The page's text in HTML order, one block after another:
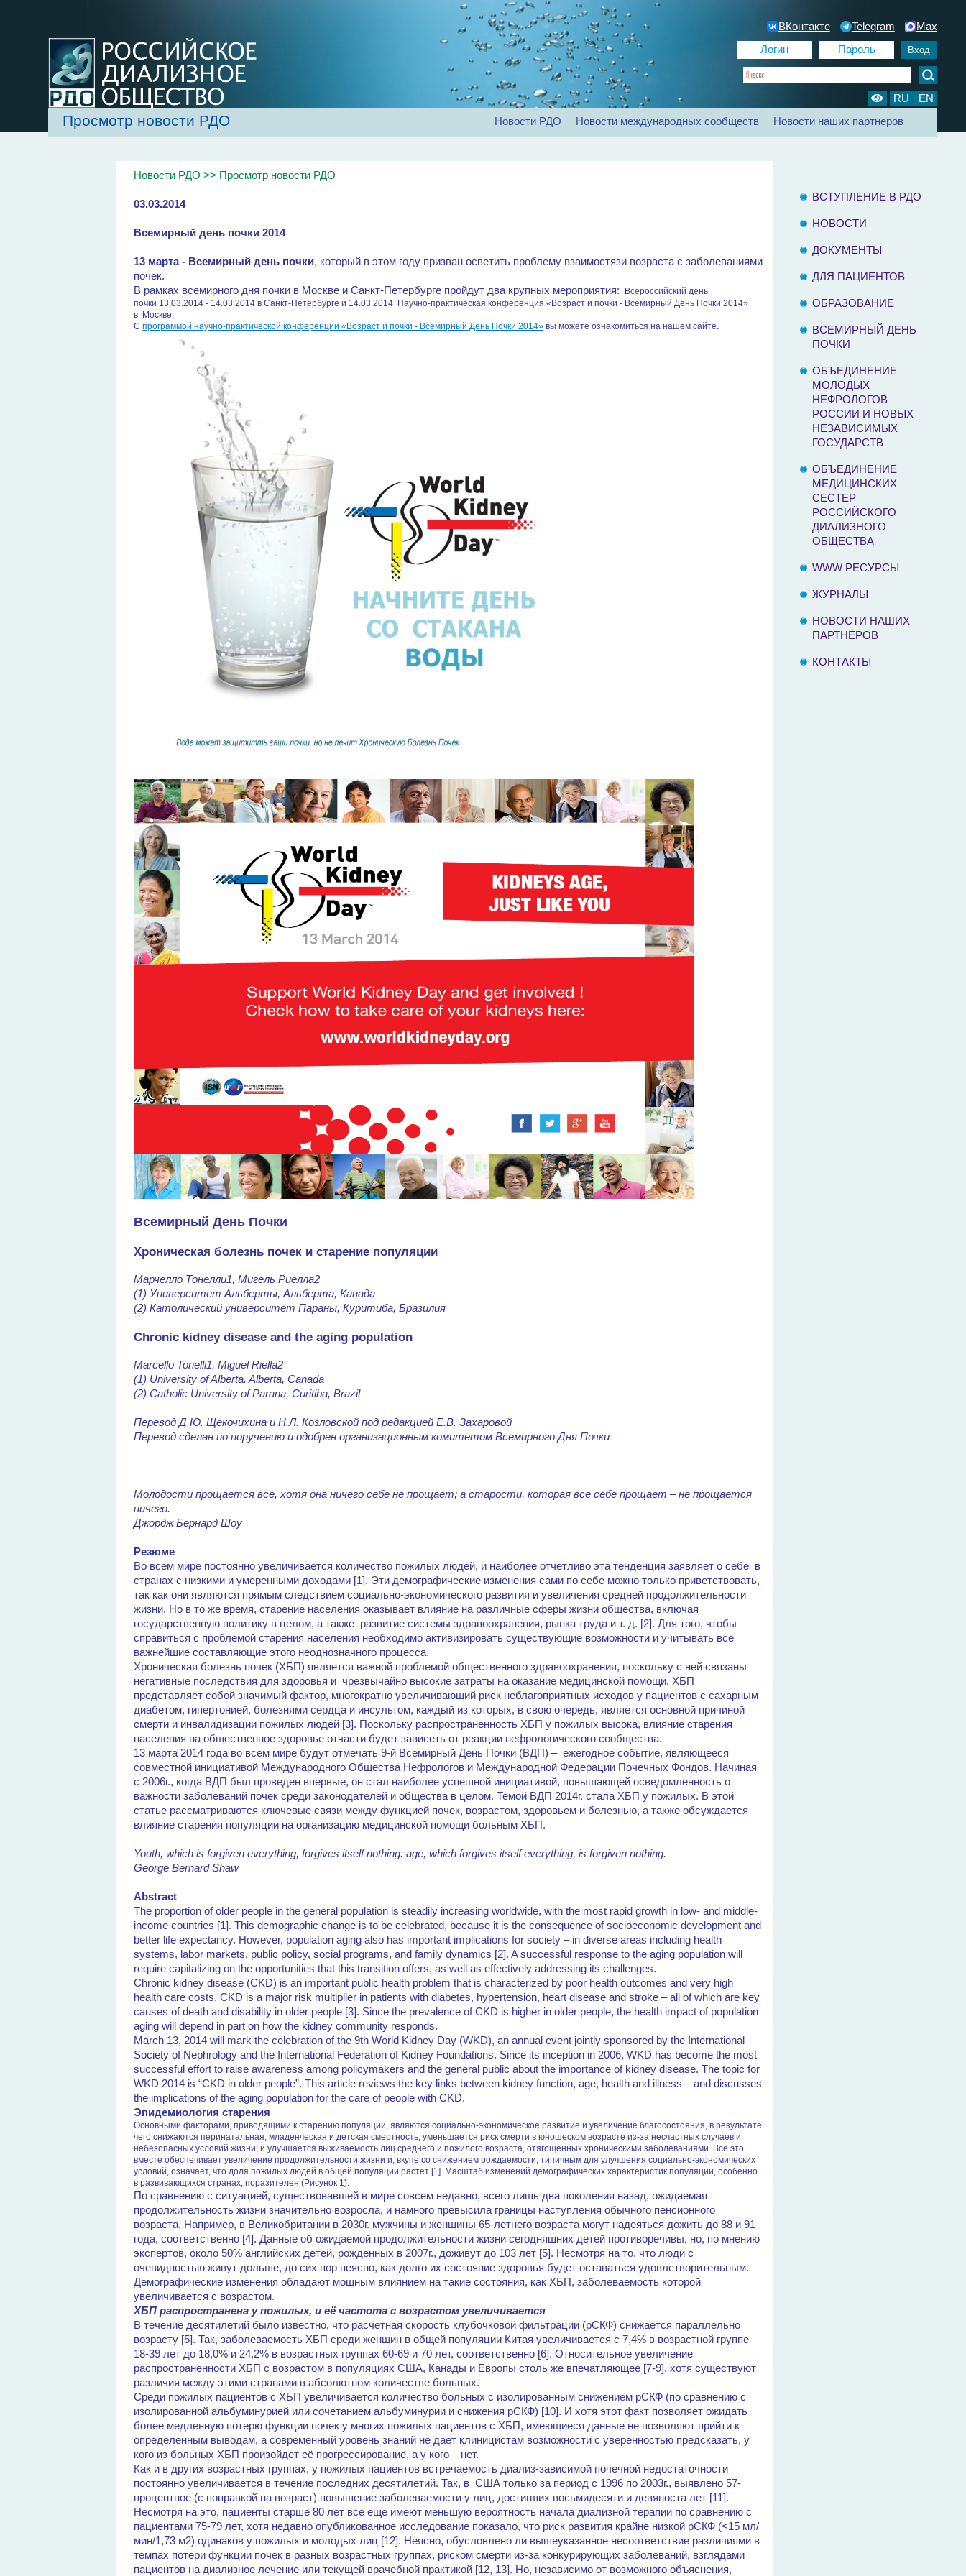
ВКонтакте Telegram Max
RU EN
Рекомендации Конференции Регистр ХБП Отделения диализа Контакты
Просмотр новости РДО Новости РДО Новости международных сообществ Новости наших партнеров
Новости РДО >> Просмотр новости РДО
03.03.2014
Всемирный день почки 2014
13 марта - Всемирный день почки, который в этом году призван осветить проблему взаимостязи возраста с заболеваниями
почек.
В рамках всемирного дня почки в Москве и Санкт-Петербурге пройдут два крупных мероприятия:
Всероссийский день
почки 13.03.2014 - 14.03.2014 вСанкт-Петербурге и 14.03.2014 Научно-практическая конференция «Возраст и почки - Всемирный День Почки 2014»
в Москве.
Спрограммой научно-практической конференции «Возраст и почки - Всемирный День Почки 2014» вы можете ознакомиться на нашем сайте.
Всемирный День Почки
Хроническая болезнь почек и старение популяции
Марчелло Тонелли1, Мигель Риелла2
(1) Университет Альберты, Альберта, Канада
(2) Католический университет Параны, Куритиба, Бразилия
Chronic kidney disease and the aging population
Marcello Tonelli1, Miguel Riella2
(1) University of Alberta. Alberta, Canada
(2) Catholic University of Parana, Curitiba, Brazil
Перевод Д.Ю. Щекочихина и Н.Л. Козловской под редакцией Е.В. Захаровой
Перевод сделан по поручению и одобрен организационным комитетом Всемирного Дня Почки
Молодости прощается все, хотя она ничего себе не прощает; а старости, которая все себе прощает – не прощается
ничего.
Джордж Бернард Шоу
Резюме
Во всем мире постоянно увеличивается количество пожилых людей, и наиболее отчетливо эта тенденция заявляет о себе в
странах с низкими и умеренными доходами [1]. Эти демографические изменения сами по себе можно только приветствовать,
так как они являются прямым следствием социально-экономического развития и увеличения средней продолжительности
жизни. Но в то же время, старение населения оказывает влияние на различные сферы жизни общества, включая
государственную политику в целом, а также развитие системы здравоохранения, рынка труда и т. д. [2]. Для того, чтобы
справиться с проблемой старения населения необходимо активизировать существующие возможности и учитывать все
важнейшие составляющие этого неоднозначного процесса.
Хроническая болезнь почек (ХБП) является важной проблемой общественного здравоохранения, поскольку с ней связаны
негативные последствия для здоровья и чрезвычайно высокие затраты на оказание медицинской помощи. ХБП
представляет собой значимый фактор, многократно увеличивающий риск неблагоприятных исходов у пациентов с сахарным
диабетом, гипертонией, болезнями сердца и инсультом, каждый из которых, в свою очередь, является основной причиной
смерти и инвалидизации пожилых людей [3]. Поскольку распространенность ХБП у пожилых высока, влияние старения
населения на общественное здоровье отчасти будет зависеть от реакции нефрологического сообщества.
13 марта 2014 года во всем мире будут отмечать 9-й Всемирный День Почки (ВДП) – ежегодное событие, являющееся
совместной инициативой Международного Общества Нефрологов и Международной Федерации Почечных Фондов. Начиная
с 2006г., когда ВДП был проведен впервые, он стал наиболее успешной инициативой, повышающей осведомленность о
важности заболеваний почек среди законодателей и общества в целом. Темой ВДП 2014г. стала ХБП у пожилых. В этой
статье рассматриваются ключевые связи между функцией почек, возрастом, здоровьем и болезнью, а также обсуждается
влияние старения популяции на организацию медицинской помощи больным ХБП.
Youth, which is forgiven everything, forgives itself nothing: age, which forgives itself everything, is forgiven nothing.
George Bernard Shaw
Abstract
The proportion of older people in the general population is steadily increasing worldwide, with the most rapid growth in low- and middle-
income countries [1]. This demographic change is to be celebrated, because it is the consequence of socioeconomic development and
better life expectancy. However, population aging also has important implications for society – in diverse areas including health
systems, labor markets, public policy, social programs, and family dynamics [2]. A successful response to the aging population will
require capitalizing on the opportunities that this transition offers, as well as effectively addressing its challenges.
Chronic kidney disease (CKD) is an important public health problem that is characterized by poor health outcomes and very high
health care costs. CKD is a major risk multiplier in patients with diabetes, hypertension, heart disease and stroke – all of which are key
causes of death and disability in older people [3]. Since the prevalence of CKD is higher in older people, the health impact of population
aging will depend in part on how the kidney community responds.
March 13, 2014 will mark the celebration of the 9th World Kidney Day (WKD), an annual event jointly sponsored by the International
Society of Nephrology and the International Federation of Kidney Foundations. Since its inception in 2006, WKD has become the most
successful effort to raise awareness among policymakers and the general public about the importance of kidney disease. The topic for
WKD 2014 is “CKD in older people”. This article reviews the key links between kidney function, age, health and illness – and discusses
the implications of the aging population for the care of people with CKD.
Эпидемиология старения
Основными факторами, приводящими к старению популяции, являются социально-экономическое развитие и увеличение благосостояния, в результате
чего снижаются перинатальная, младенческая и детская смертность; уменьшается риск смерти в юношеском возрасте из-за несчастных случаев и
небезопасных условий жизни; и улучшается выживаемость лиц среднего и пожилого возраста, отягощенных хроническими заболеваниями. Все это
вместе обеспечивает увеличение продолжительности жизни и, вкупе со снижением рождаемости, типичным для улучшения социально-экономических
условий, означает, что доля пожилых людей в общей популяции растет [1]. Масштаб изменений демографических характеристик популяции, особенно
в развивающихся странах, поразителен (Рисунок 1).
По сравнению с ситуацией, существовавшей в мире совсем недавно, всего лишь два поколения назад, ожидаемая
продолжительность жизни значительно возросла, и намного превысила границы наступления обычного пенсионного
возраста. Например, в Великобритании в 2030г. мужчины и женщины 65-летнего возраста могут надеяться дожить до 88 и 91
года, соответственно [4]. Данные об ожидаемой продолжительности жизни сегодняшних детей противоречивы, но, по мнению
экспертов, около 50% английских детей, рожденных в 2007г., доживут до 103 лет [5]. Несмотря на то, что люди с
очевидностью живут дольше, до сих пор неясно, как долго их состояние здоровья будет оставаться удовлетворительным.
Демографические изменения обладают мощным влиянием на такие состояния, как ХБП, заболеваемость которой
увеличивается с возрастом.
ХБП распространена у пожилых, и её частота с возрастом увеличивается
В течение десятилетий было известно, что расчетная скорость клубочковой фильтрации (рСКФ) снижается параллельно
возрасту [5]. Так, заболеваемость ХБП среди женщин в общей популяции Китая увеличивается с 7,4% в возрастной группе
18-39 лет до 18,0% и 24,2% в возрастных группах 60-69 и 70 лет, соответственно [6]. Относительное увеличение
распространенности ХБП с возрастом в популяциях США, Канады и Европы столь же впечатляющее [7-9], хотя существуют
различия между этими странами в абсолютном количестве больных.
Среди пожилых пациентов с ХБП увеличивается количество больных с изолированным снижением рСКФ (по сравнению с
изолированной альбуминурией или сочетанием альбуминурии и снижения рСКФ) [10]. И хотя этот факт позволяет ожидать
более медленную потерю функции почек у многих пожилых пациентов с ХБП, имеющиеся данные не позволяют прийти к
определенным выводам, а современный уровень знаний не дает клиницистам возможности с уверенностью предсказать, у
кого из больных ХБП произойдет её прогрессирование, а у кого – нет.
Как и в других возрастных группах, у пожилых пациентов встречаемость диализ-зависимой почечной недостаточности
постоянно увеличивается в течение последних десятилетий. Так, в США только за период с 1996 по 2003г., выявлено 57-
процентное (с поправкой на возраст) повышение заболеваемости у лиц, достигших восьмидесяти и девяноста лет [11].
Несмотря на это, пациенты старше 80 лет все еще имеют меньшую вероятность начала диализной терапии по сравнению с
пациентами 75-79 лет, хотя недавно опубликованное исследование показало, что риск развития крайне низкой рСКФ (<15 мл/
мин/1,73 м2) одинаков у пожилых и молодых лиц [12]. Неясно, обусловлено ли вышеуказанное несоответствие различиями в
темпах потери функции почек в разных возрастных группах, риском смерти из-за конкурирующих заболеваний, взглядами
пациентов на диализное лечение или текущей врачебной практикой [12, 13]. Но, независимо от возможного объяснения,
ВСТУПЛЕНИЕ В РДО
НОВОСТИ
ДОКУМЕНТЫ
ДЛЯ ПАЦИЕНТОВ
ОБРАЗОВАНИЕ
ВСЕМИРНЫЙ ДЕНЬ
ПОЧКИ
ОБЪЕДИНЕНИЕ
МОЛОДЫХ
НЕФРОЛОГОВ
РОССИИ И НОВЫХ
НЕЗАВИСИМЫХ
ГОСУДАРСТВ
ОБЪЕДИНЕНИЕ
МЕДИЦИНСКИХ
СЕСТЕР
РОССИЙСКОГО
ДИАЛИЗНОГО
ОБЩЕСТВА
WWW РЕСУРСЫ
ЖУРНАЛЫ
НОВОСТИ НАШИХ
ПАРТНЕРОВ
КОНТАКТЫ